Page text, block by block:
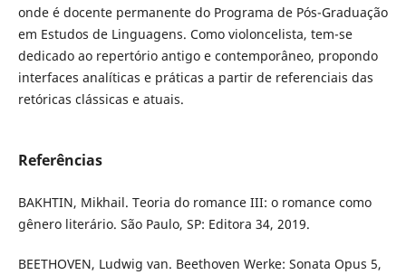
onde é docente permanente do Programa de Pós-Graduação
em Estudos de Linguagens. Como violoncelista, tem-se
dedicado ao repertório antigo e contemporâneo, propondo
interfaces analíticas e práticas a partir de referenciais das
retóricas clássicas e atuais.
Referências
BAKHTIN, Mikhail. Teoria do romance III: o romance como
gênero literário. São Paulo, SP: Editora 34, 2019.
BEETHOVEN, Ludwig van. Beethoven Werke: Sonata Opus 5,